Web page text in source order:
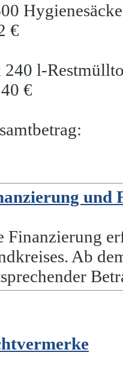
€
240 l-
€
und
Finanzierung
Ab